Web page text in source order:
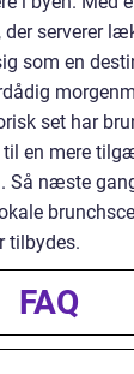
serverer
som en
set har
en mere
Så næste
tilbydes.
FAQ